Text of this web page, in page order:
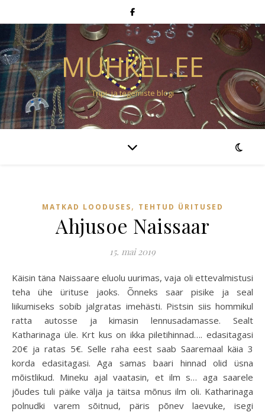
MUHKEL.EE
Tripi- ja tegemiste blogi
MATKAD LOODUSES, TEHTUD ÜRITUSED
Ahjusoe Naissaar
15. mai 2019
Käisin täna Naissaare eluolu uurimas, vaja oli ettevalmistusi
teha ühe ürituse jaoks. Õnneks saar pisike ja seal
liikumiseks sobib jalgratas imehästi. Pistsin siis hommikul
ratta autosse ja kimasin lennusadamasse. Sealt
Katharinaga üle. Krt kus on ikka piletihinnad…. edasitagasi
20€ ja ratas 5€. Selle raha eest saab Saaremaal käia 3
korda edasitagasi. Aga samas baari hinnad olid üsna
mõistlikud. Mineku ajal vaatasin, et ilm s… aga saarele
jõudes tuli päike välja ja täitsa mõnus ilm oli. Katharinaga
polnudki varem sõitnud, päris põnev laevuke, isegi